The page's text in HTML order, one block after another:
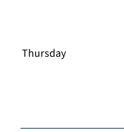
Thursday